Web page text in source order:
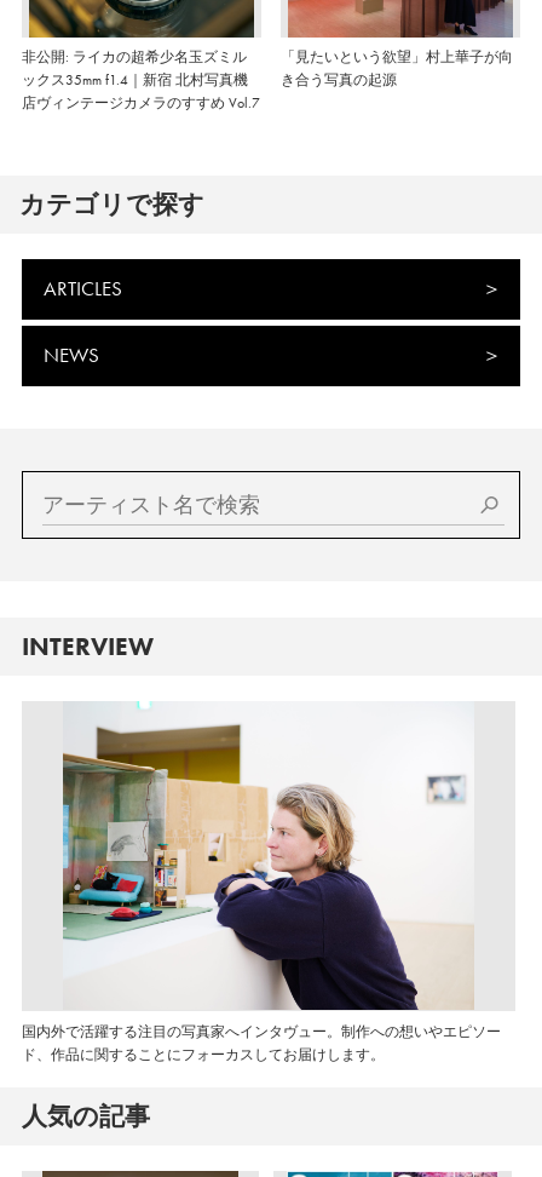
非公開: ライカの超希少名玉ズミル
ックス35mm f1.4｜新宿 北村写真機
店ヴィンテージカメラのすすめ Vol.7
「見たいという欲望」村上華子が向
き合う写真の起源
カテゴリで探す
ARTICLES
NEWS
INTERVIEW
国内外で活躍する注目の写真家へインタヴュー。制作への想いやエピソー
ド、作品に関することにフォーカスしてお届けします。
人気の記事